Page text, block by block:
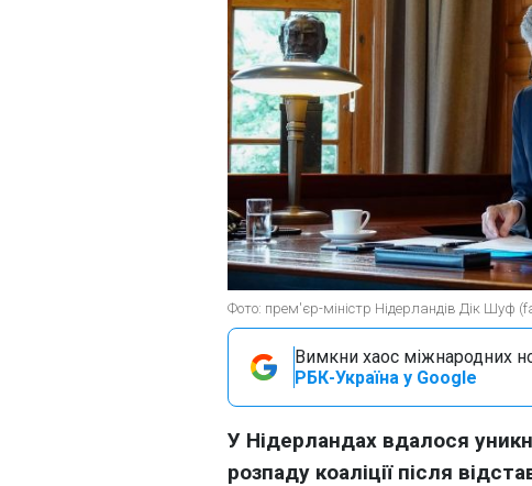
Фото: прем'єр-міністр Нідерландів Дік Шуф
Вимкни хаос міжнародних
РБК-Україна у Google
У Нідерландах вдалося
розпаду коаліції після